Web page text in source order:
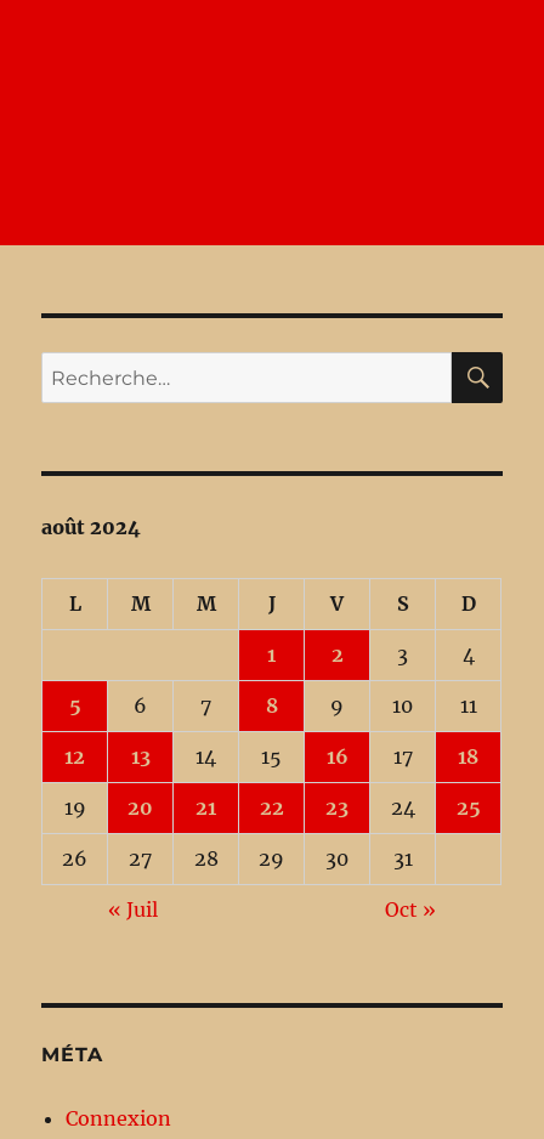
Recherche
pour :
août 2024
L M M J V S D
1 2 3 4
5 6 7 8 9 10 11
12 13 14 15 16 17 18
19 20 21 22 23 24 25
26 27 28 29 30 31
« Juil Oct »
MÉTA
Connexion